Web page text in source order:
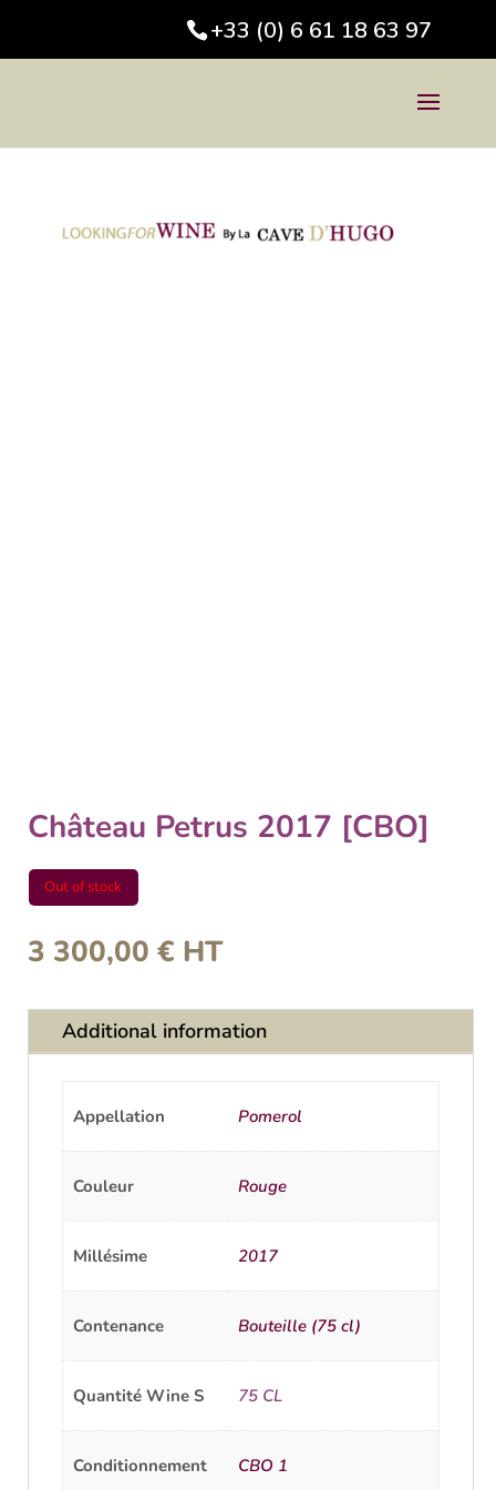
+33 (0) 6 61 18 63 97
Château Petrus 2017 [CBO]
Out of stock
3 300,00 € HT
Additional information
Appellation Pomerol
Couleur Rouge
Millésime 2017
Contenance Bouteille (75 cl)
Quantité Wine S 75 CL
Conditionnement CBO 1